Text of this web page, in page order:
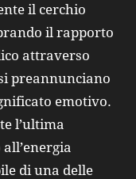
il cerchio
il rapporto
attraverso
preannunciano
emotivo.
l’ultima
di una delle